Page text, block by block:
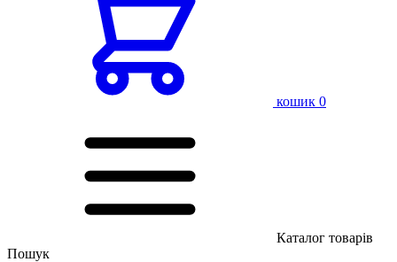
кошик 0
Каталог товарів
Пошук